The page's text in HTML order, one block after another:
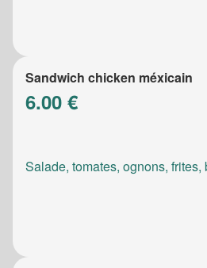
Sandwich chicken méxicain
6.00 €
Salade, tomates, ognons,